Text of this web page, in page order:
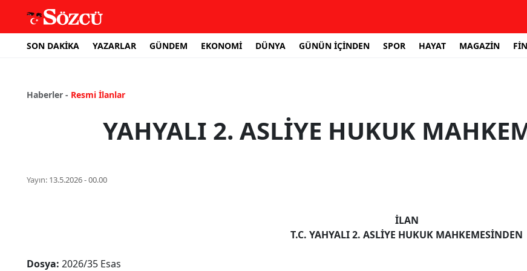
SON DAKİKA YAZARLAR GÜNDEM EKONOMİ DÜNYA GÜNÜN İÇİNDEN SPOR HAYAT MAGAZİN
Haberler - Resmi İlanlar
YAHYALI 2. ASLİYE HUKUK
Yayın: 13.5.2026 - 00.00
İLAN
T.C. YAHYALI 2. ASLİYE HUKUK MAHKEMESİNDEN
Dosya: 2026/35 Esas